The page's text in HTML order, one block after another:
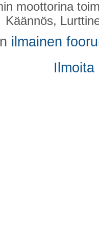
moottorina
Käännös,
ilmainen